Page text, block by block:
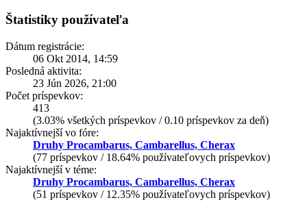
Štatistiky používateľa
Dátum registrácie:
06 Okt 2014, 14:59
Posledná aktivita:
23 Jún 2026, 21:00
Počet príspevkov:
413
(3.03% všetkých príspevkov / 0.10 príspevkov za deň)
Najaktívnejší vo fóre:
Druhy Procambarus, Cambarellus, Cherax
(77 príspevkov / 18.64% používateľovych príspevkov)
Najaktívnejší v téme:
Druhy Procambarus, Cambarellus, Cherax
(51 príspevkov / 12.35% používateľovych príspevkov)